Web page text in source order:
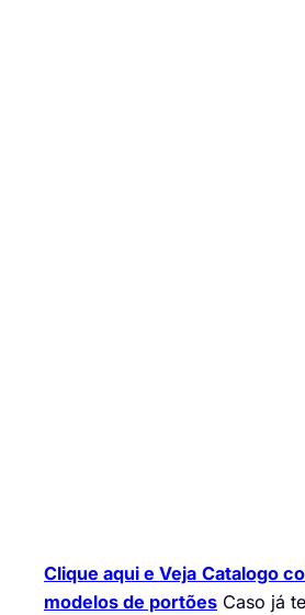
Clique aqui e Veja Catalogo
modelos de portões Caso já